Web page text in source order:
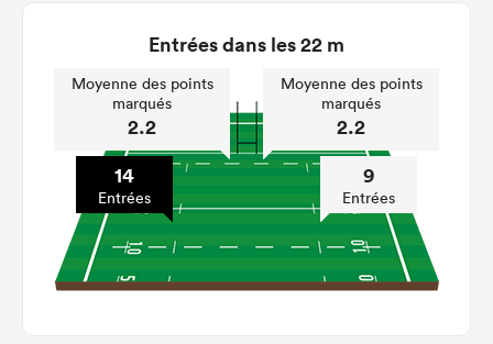
Entrées dans les 22 m
Moyenne des points
marqués
2.2
14
Entrées
Moyenne des points
marqués
2.2
9
Entrées